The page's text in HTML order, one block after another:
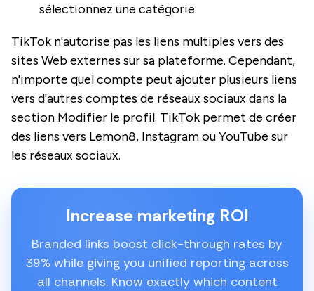
sélectionnez une catégorie.
TikTok n'autorise pas les liens multiples vers des
sites Web externes sur sa plateforme. Cependant,
n'importe quel compte peut ajouter plusieurs liens
vers d'autres comptes de réseaux sociaux dans la
section Modifier le profil. TikTok permet de créer
des liens vers Lemon8, Instagram ou YouTube sur
les réseaux sociaux.
Increase marketing ROI
Branded links boost click-through rates by
39% while giving you unified reporting across
all channels. Know exactly which content